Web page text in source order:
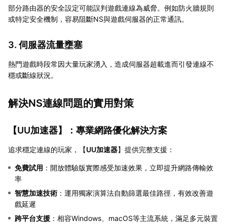
部分路由器的安全設定可能誤判遊戲連線為威脅。例如防火牆規則
或特定安全機制，容易阻斷NS與遊戲伺服器的正常通訊。
3. 伺服器流量壅塞
熱門遊戲時段常因大量玩家湧入，造成伺服器超載進而引發連線不
穩或斷線狀況。
解決NS連線問題的實用對策
【UU加速器】：專業網路優化解決方案
追求穩定連線的玩家，【UU加速器】提供完整支援：
免費試用 ：開放體驗版實際感受加速效果，立即提升網路傳輸效
率
智慧加速技術 ：運用獨家演算法自動篩選最佳路徑，有效改善遊
戲延遲
跨平台支援 ：相容Windows、macOS等主流系統，滿足多元裝置